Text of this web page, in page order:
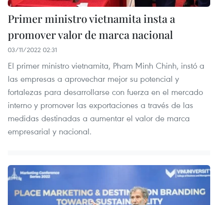
Primer ministro vietnamita insta a
promover valor de marca nacional
03/11/2022 02:31
El primer ministro vietnamita, Pham Minh Chinh, instó a
las empresas a aprovechar mejor su potencial y
fortalezas para desarrollarse con fuerza en el mercado
interno y promover las exportaciones a través de las
medidas destinadas a aumentar el valor de marca
empresarial y nacional.